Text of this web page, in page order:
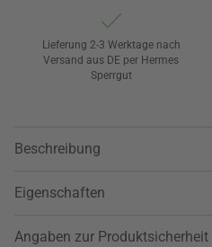
Lieferung 2-3 Werktage nach
Versand aus DE per Hermes
Sperrgut
Beschreibung
Eigenschaften
Angaben zur Produktsicherheit